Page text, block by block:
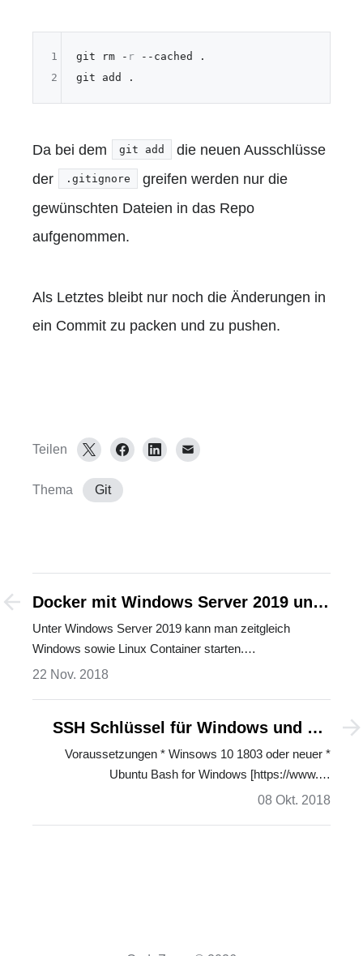
git rm - r --cached .
1
2
Da bei dem git add
die neuen Ausschlüsse
der
.gitignore
greifen werden nur die
gewünschten Dateien in das Repo
aufgenommen.
Als Letztes bleibt nur noch die Änderungen in
ein Commit zu packen und zu pushen.
Teilen
Thema Git
Docker mit Windows Server 2019 und
LCOW
Unter Windows Server 2019 kann man zeitgleich
Windows sowie Linux Container starten.…
22 Nov. 2018
SSH Schlüssel für Windows und die
Ubuntu Bash
Voraussetzungen * Winsows 10 1803 oder neuer *
Ubuntu Bash for Windows [https://www.…
08 Okt. 2018